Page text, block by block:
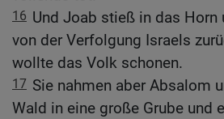
16 Und Joab stieß in das
von der Verfolgung Israels
wollte das Volk schonen.
17 Sie nahmen aber Absalom
Wald in eine große Grube und